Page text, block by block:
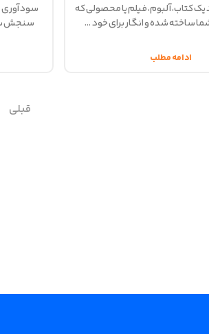
یک کتاب، آلبوم، فیلم یا محصولی که
ساخته شده و انگار برای خود
ادامه مطلب
سود
سنجش
قبلی